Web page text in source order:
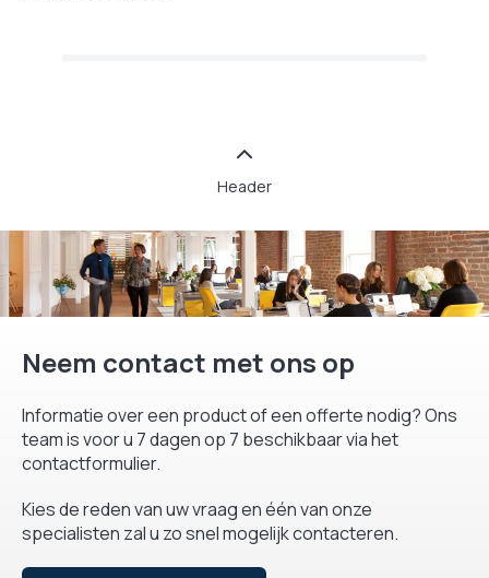
Header
Neem contact met ons op
Informatie over een product of een offerte nodig? Ons
team is voor u 7 dagen op 7 beschikbaar via het
contactformulier.
Kies de reden van uw vraag en één van onze
specialisten zal u zo snel mogelijk contacteren.